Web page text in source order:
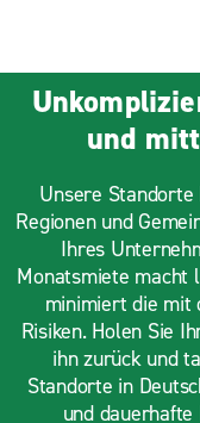
und
Unsere Standorte
Regionen und
Ihres
Monatsmiete macht
minimiert die mit
Risiken. Holen Sie
ihn zurück und
Standorte in
und